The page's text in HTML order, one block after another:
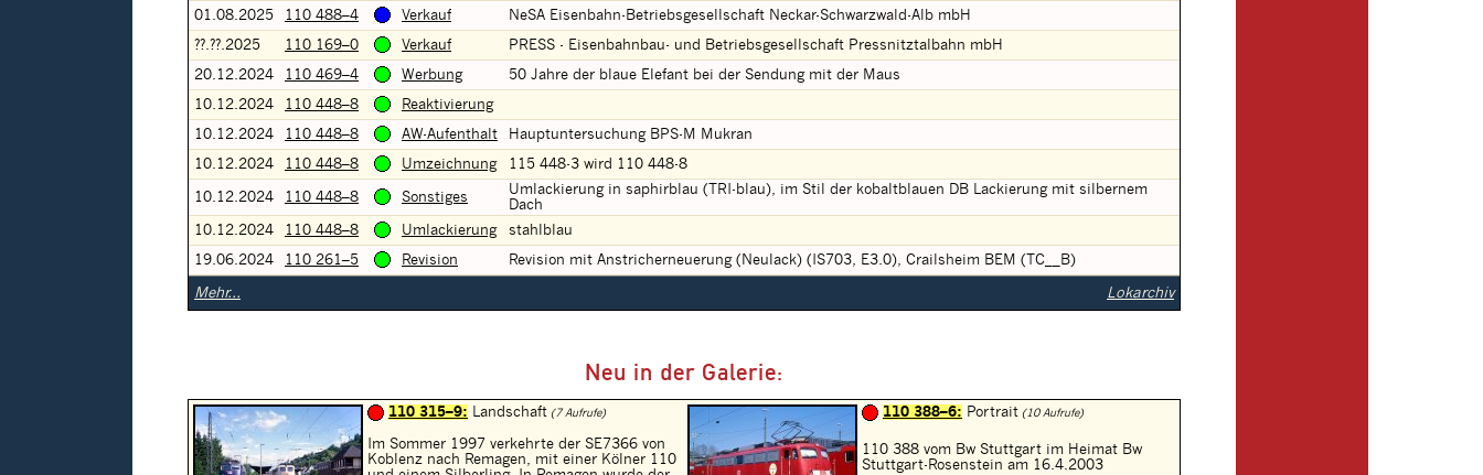
01.08.2025
110 488–4 Verkauf
NeSA Eisenbahn-Betriebsgesellschaft Neckar-Schwarzwald-Alb mbH
??.??.2025
110 169–0 Verkauf
PRESS - Eisenbahnbau- und Betriebsgesellschaft Pressnitztalbahn mbH
20.12.2024
110 469–4 Werbung
50 Jahre der blaue Elefant bei der Sendung mit der Maus
10.12.2024
110 448–8
Reaktivierung
10.12.2024
110 448–8 AW-Aufenthalt
Hauptuntersuchung BPS-M Mukran
10.12.2024
110 448–8 Umzeichnung 115 448-3 wird 110 448-8
10.12.2024 110 448–8 Sonstiges
Umlackierung in saphirblau (TRI-blau), im Stil der kobaltblauen DB Lackierung mit silbernem
Dach
10.12.2024
110 448–8 Umlackierung
stahlblau
19.06.2024
110 261–5 Revision Revision mit Anstricherneuerung (Neulack) (IS703, E3.0), Crailsheim BEM (TC__B)
Mehr... Lokarchiv
Neu in der Galerie:
110 315–9: Landschaft (7 Aufrufe)
Im Sommer 1997 verkehrte der SE7366 von
Koblenz nach Remagen, mit einer Kölner 110
110 388–6: Portrait (10 Aufrufe)
110 388 vom Bw Stuttgart im Heimat Bw
Stuttgart-Rosenstein am 16.4.2003